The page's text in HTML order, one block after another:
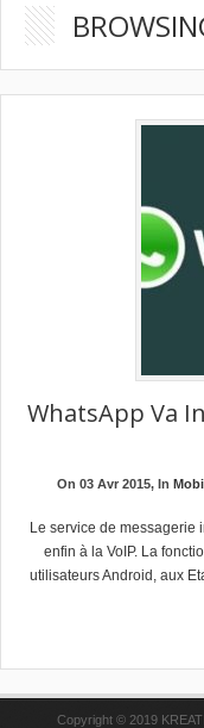
WhatsApp Va
On 03 Avr 2015, In
Le service de messagerie
enfin à la VoIP. La
utilisateurs Android, aux
Copyright © 2019